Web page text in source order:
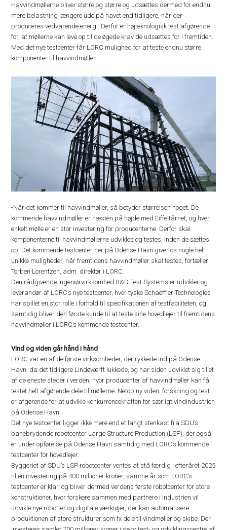
Havvindmøllerne bliver større og større og udsættes dermed for endnu
mere belastning længere ude på havet end tidligere, når der
produceres vedvarende energi. Derfor er højteknologisk test afgørende
for, at møllerne kan leve op til de øgede krav de udsættes for i fremtiden.
Med det nye testcenter får LORC mulighed for at teste endnu større
komponenter til havvindmøller.
-Når det kommer til havvindmøller, så betyder størrelsen noget. De
kommende havvindmøller er næsten på højde med Eiffeltårnet, og hver
enkelt mølle er en stor investering for producenterne. Derfor skal
komponenterne til havvindmøllerne udvikles og testes, inden de sættes
op. Det kommende testcenter her på Odense Havn giver os nogle helt
unikke muligheder, når fremtidens havvindmøller skal testes, fortæller
Torben Lorentzen, adm. direktør i LORC.
Den rådgivende ingeniørvirksomhed R&D Test Systems er udvikler og
leverandør af LORC’s nye testcenter, hvor tyske Schaeffler Technologies
har spillet en stor rolle i forhold til specifikationen af testfaciliteten, og
samtidig bliver den første kunde til at teste sine hovedlejer til fremtidens
havvindmøller i LORC’s kommende testcenter.
Vind og viden går hånd i hånd
LORC var en af de første virksomheder, der rykkede ind på Odense
Havn, da det tidligere Lindøværft lukkede, og har siden udviklet sig til et
af de eneste steder i verden, hvor producenter af havvindmøller kan få
testet helt afgørende dele til møllerne. Netop ny viden, forskning og test
er afgørende for at udvikle konkurrencekraften for særligt vindindustrien
på Odense Havn.
Det nye testcenter ligger ikke mere end et langt stenkast fra SDU’s
banebrydende robotcenter Large Structure Production (LSP), der også
er under opførelse på Odense Havn samtidig med LORC’s kommende
testcenter for hovedlejer.
Byggeriet af SDU’s LSP robotcenter ventes at stå færdig i efteråret 2025
til en investering på 400 millioner kroner, samme år som LORC’s
testcenter er klar, og bliver dermed verdens første robotcenter for store
konstruktioner, hvor forskere sammen med partnere i industrien vil
udvikle nye robotter og digitale værktøjer, der kan automatisere
produktionen af store strukturer som fx dele til vindmøller og skibe. Der